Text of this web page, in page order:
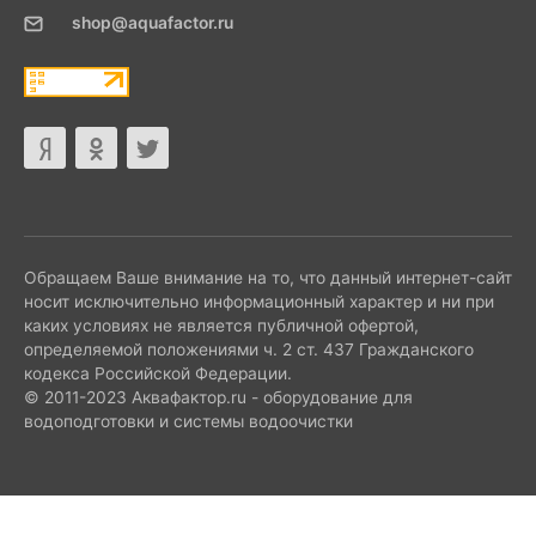
shop@aquafactor.ru
Обращаем Ваше внимание на то, что данный интернет-сайт
носит исключительно информационный характер и ни при
каких условиях не является публичной офертой,
определяемой положениями ч. 2 ст. 437 Гражданского
кодекса Российской Федерации.
© 2011-2023 Аквафактор.ru - оборудование для
водоподготовки и системы водоочистки